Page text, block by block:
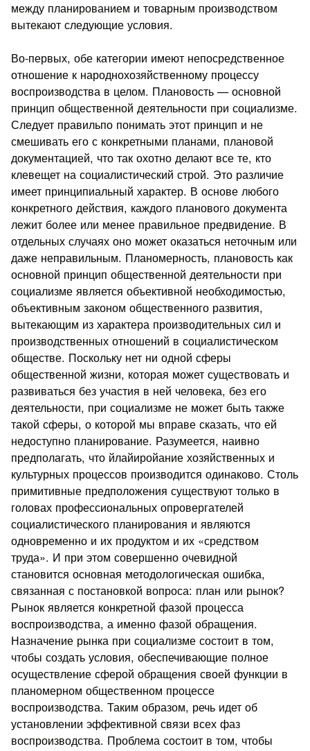
между планированием и товарным производством
вытекают следующие условия.
Во-первых, обе категории имеют непосредственное
отношение к народнохозяйственному процессу
воспроизводства в целом. Плановость — основной
принцип общественной деятельности при социализме.
Следует правильпо понимать этот принцип и не
смешивать его с конкретными планами, плановой
документацией, что так охотно делают все те, кто
клевещет на социалистический строй. Это различие
имеет принципиальный характер. В основе любого
конкретного действия, каждого планового документа
лежит более или менее правильное предвидение. В
отдельных случаях оно может оказаться неточным или
даже неправильным. Планомерность, плановость как
основной принцип общественной деятельности при
социализме является объективной необходимостью,
объективным законом общественного развития,
вытекающим из характера производительных сил и
производственных отношений в социалистическом
обществе. Поскольку нет ни одной сферы
общественной жизни, которая может существовать и
развиваться без участия в ней человека, без его
деятельности, при социализме не может быть также
такой сферы, о которой мы вправе сказать, что ей
недоступно планирование. Разумеется, наивно
предполагать, что йлайиройание хозяйственных и
культурных процессов производится одинаково. Столь
примитивные предположения существуют только в
головах профессиональных опровергателей
социалистического планирования и являются
одновременно и их продуктом и их «средством
труда». И при этом совершенно очевидной
становится основная методологическая ошибка,
связанная с постановкой вопроса: план или рынок?
Рынок является конкретной фазой процесса
воспроизводства, а именно фазой обращения.
Назначение рынка при социализме состоит в том,
чтобы создать условия, обеспечивающие полное
осуществление сферой обращения своей функции в
планомерном общественном процессе
воспроизводства. Таким образом, речь идет об
установлении эффективной связи всех фаз
воспроизводства. Проблема состоит в том, чтобы